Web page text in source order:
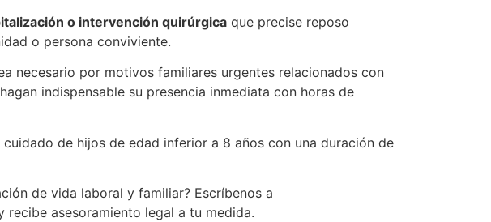
o intervención quirúrgica que precise reposo
o persona conviviente.
necesario por motivos familiares urgentes relacionados con
indispensable su presencia inmediata con horas de
cuidado de hijos de edad inferior a 8 años con una duración de
de vida laboral y familiar? Escríbenos a
recibe asesoramiento legal a tu medida.